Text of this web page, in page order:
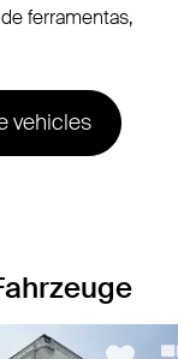
ferramentas,
vehicles